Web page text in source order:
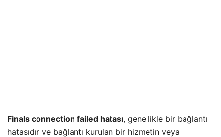
Finals connection failed hatası, genellikle bir bağlantı
hatasıdır ve bağlantı kurulan bir hizmetin veya